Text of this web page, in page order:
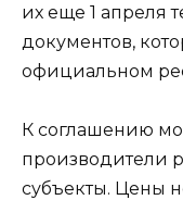
их еще 1 апреля
документов,
официальном
К соглашению
производители
субъекты. Цены